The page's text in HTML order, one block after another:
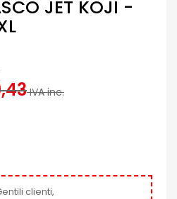
JET KOJI -
IVA inc.
clienti,